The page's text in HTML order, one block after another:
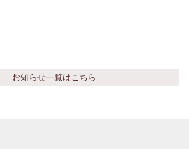
お知らせ一覧はこちら